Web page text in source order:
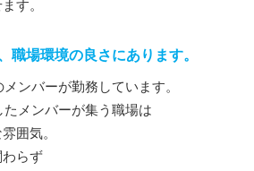
す。
職場環境の良さにあります。
ンバーが勤務しています。
メンバーが集う職場は
囲気。
らず